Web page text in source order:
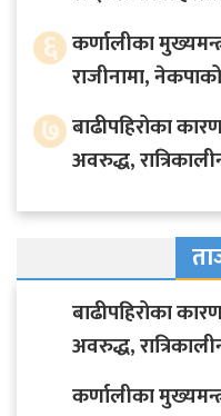
६ कर्णालीका
राजीनामा,
७ बाढीपहिरोका
अवरुद्ध,
बाढीपहिरोका
अवरुद्ध,
कर्णालीका